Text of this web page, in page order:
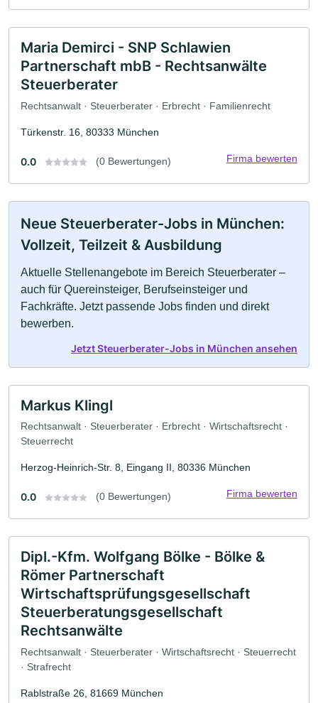
Maria Demirci - SNP Schlawien
Partnerschaft mbB - Rechtsanwälte
Steuerberater
Rechtsanwalt · Steuerberater · Erbrecht · Familienrecht
Türkenstr. 16, 80333 München
0.0 (0 Bewertungen) Firma bewerten
Neue Steuerberater-Jobs in München:
Vollzeit, Teilzeit & Ausbildung
Aktuelle Stellenangebote im Bereich Steuerberater –
auch für Quereinsteiger, Berufseinsteiger und
Fachkräfte. Jetzt passende Jobs finden und direkt
bewerben.
Jetzt Steuerberater-Jobs in München ansehen
Markus Klingl
Rechtsanwalt · Steuerberater · Erbrecht · Wirtschaftsrecht ·
Steuerrecht
Herzog-Heinrich-Str. 8, Eingang II, 80336 München
0.0 (0 Bewertungen) Firma bewerten
Dipl.-Kfm. Wolfgang Bölke - Bölke &
Römer Partnerschaft
Wirtschaftsprüfungsgesellschaft
Steuerberatungsgesellschaft
Rechtsanwälte
Rechtsanwalt · Steuerberater · Wirtschaftsrecht · Steuerrecht
· Strafrecht
Rablstraße 26, 81669 München